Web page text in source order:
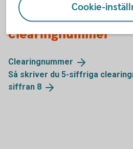
Mer information om
clearingnummer
Clearingnummer
Så skriver du 5-siffriga
siffran 8
Cookie-